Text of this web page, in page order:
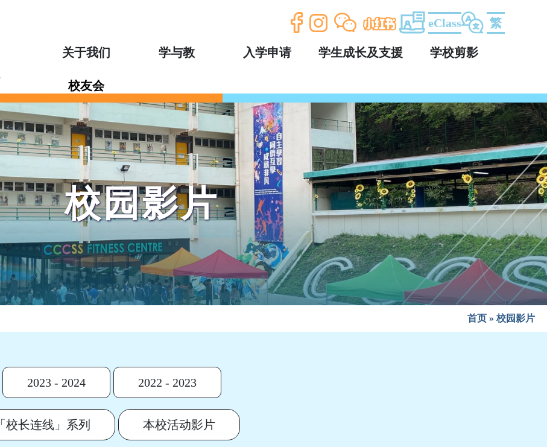
eClass 繁
关于我们 学与教 入学申请 学生成长及支援 学校剪影
校友会
校园影片
首页 » 校园影片
2023 - 2024 2022 - 2023
「校长连线」系列 本校活动影片